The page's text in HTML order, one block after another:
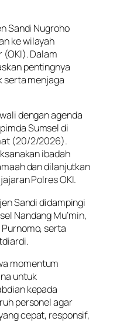
Sandi Nugroho
ke wilayah
(OKI). Dalam
pentingnya
serta menjaga
dengan agenda
Sumsel di
(20/2/2026).
ibadah
dan dilanjutkan
Polres OKI.
Sandi didampingi
Nandang Mu’min,
serta
momentum
untuk
kepada
personel agar
cepat, responsif,